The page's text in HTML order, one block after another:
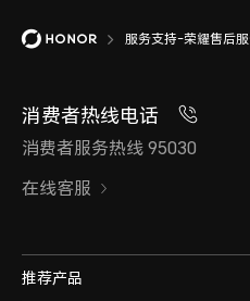
服务支持-荣耀售后
消费者热线电话
消费者服务热线 95030
在线客服
推荐产品